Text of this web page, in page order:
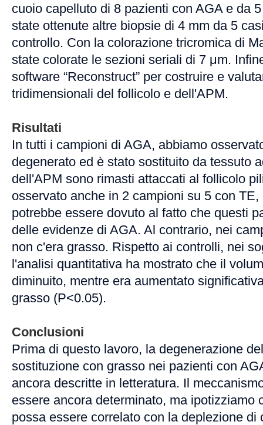
cuoio capelluto di 8 pazienti con AGA e da
state ottenute altre biopsie di 4 mm da 5
controllo. Con la colorazione tricromica di
state colorate le sezioni seriali di 7 μm.
software “Reconstruct” per costruire e
tridimensionali del follicolo e dell'APM.
Risultati
In tutti i campioni di AGA, abbiamo
degenerato ed è stato sostituito da tessuto
dell'APM sono rimasti attaccati al follicolo
osservato anche in 2 campioni su 5 con
potrebbe essere dovuto al fatto che questi
delle evidenze di AGA. Al contrario, nei
non c'era grasso. Rispetto ai controlli, nei
l'analisi quantitativa ha mostrato che il
diminuito, mentre era aumentato
grasso (P<0.05).
Conclusioni
Prima di questo lavoro, la degenerazione
sostituzione con grasso nei pazienti con
ancora descritte in letteratura. Il
essere ancora determinato, ma ipotizziamo
possa essere correlato con la deplezione di